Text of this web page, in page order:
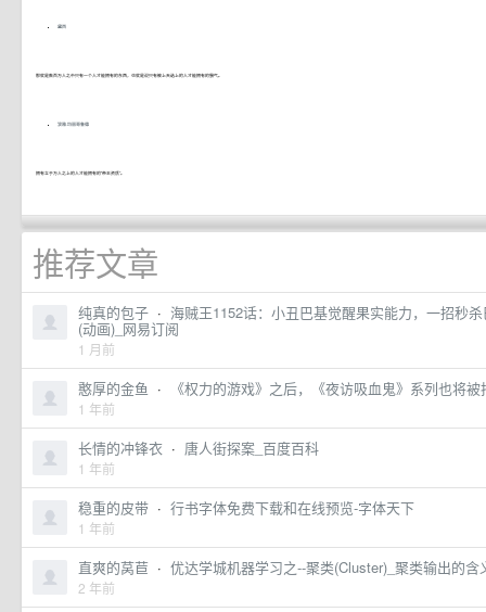
黛西
那就是数百万人之中只有一个人才能拥有的东西，也就是说只有被上天选上的人才能拥有的霸气。
波雅·玛丽哥鲁德
拥有立于万人之上的人才能拥有的“帝王资质”。
推荐文章
纯真的包子 · 海贼王1152话：小丑巴基觉醒果实能力，一招秒
(动画)_网易订阅
1 月前
憨厚的金鱼 · 《权力的游戏》之后，《夜访吸血鬼》系列也将
1 年前
长情的冲锋衣 · 唐人街探案_百度百科
1 年前
稳重的皮带 · 行书字体免费下载和在线预览-字体天下
1 年前
直爽的莴苣 · 优达学城机器学习之--聚类(Cluster)_聚类输出的含
2 年前